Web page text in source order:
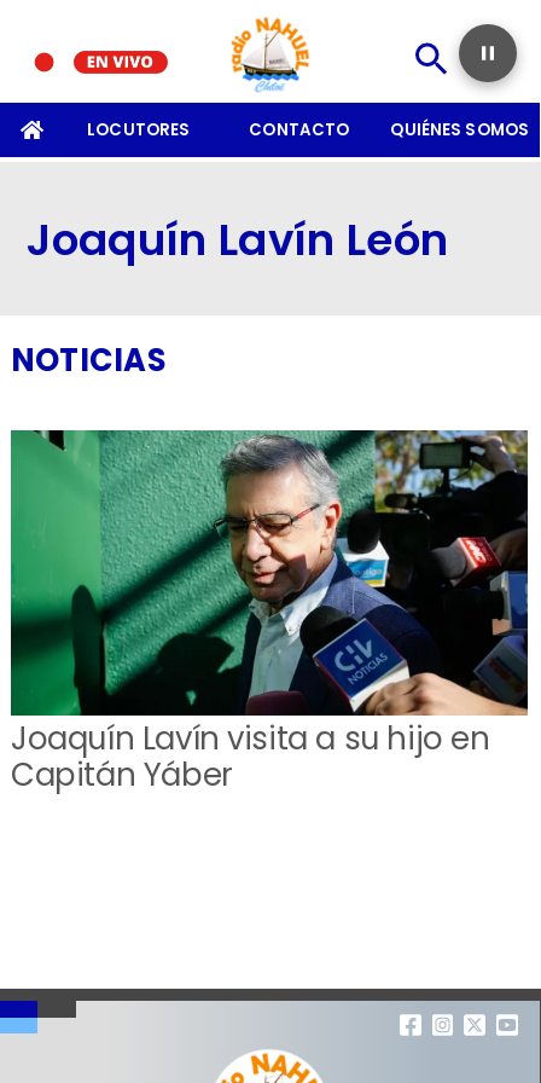
LOCUTORES CONTACTO QUIÉNES SOMOS
Joaquín Lavín León
NOTICIAS
Joaquín Lavín visita a su hijo en
Capitán Yáber